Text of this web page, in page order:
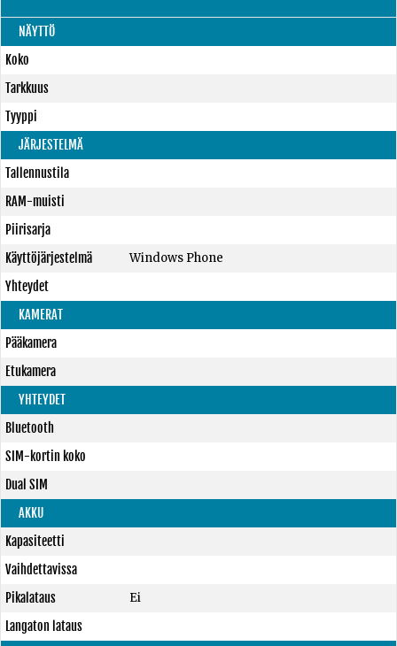
NÄYTTÖ
Koko
Tarkkuus
Tyyppi
JÄRJESTELMÄ
Tallennustila
RAM-muisti
Piirisarja
Käyttöjärjestelmä
Windows Phone
Yhteydet
KAMERAT
Pääkamera
Etukamera
YHTEYDET
Bluetooth
SIM-kortin koko
Dual SIM
AKKU
Kapasiteetti
Vaihdettavissa
Pikalataus
Ei
Langaton lataus